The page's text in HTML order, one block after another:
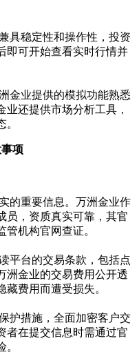
具稳定性和操作性，投资
即可开始查看实时行情并
金业提供的模拟功能熟悉
还提供市场分析工具，
项
的重要信息。万洲金业作
员，资质真实可靠，其官
管机构官网查证。
平台的交易条款，包括点
洲金业的交易费用公开透
费用而遭受损失。
护措施，全面加密客户交
者在提交信息时需通过官